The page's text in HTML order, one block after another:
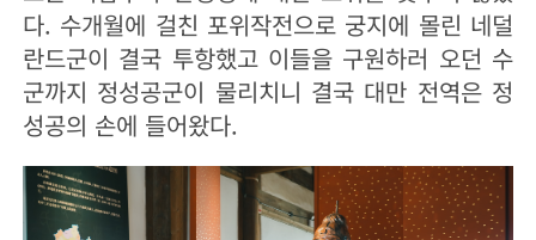
다. 수개월에 걸친 포위작전으로 궁지에 몰린 네덜
란드군이 결국 투항했고 이들을 구원하러 오던 수
군까지 정성공군이 물리치니 결국 대만 전역은 정
성공의 손에 들어왔다.